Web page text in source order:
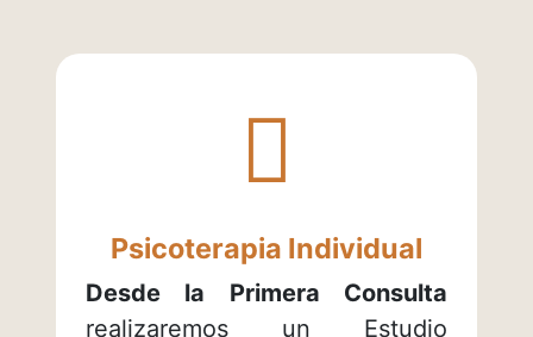
Psicoterapia Individual
Desde la Primera Consulta
realizaremos un Estudio